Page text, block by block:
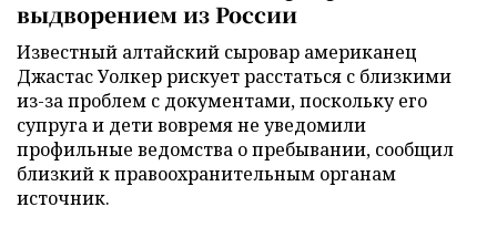
выдворением из России
Известный алтайский сыровар американец
Джастас Уолкер рискует расстаться с близкими
из-за проблем с документами, поскольку его
супруга и дети вовремя не уведомили
профильные ведомства о пребывании, сообщил
близкий к правоохранительным органам
источник.